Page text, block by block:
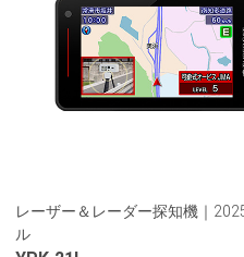
レーザー＆レーダー探知機｜
ル